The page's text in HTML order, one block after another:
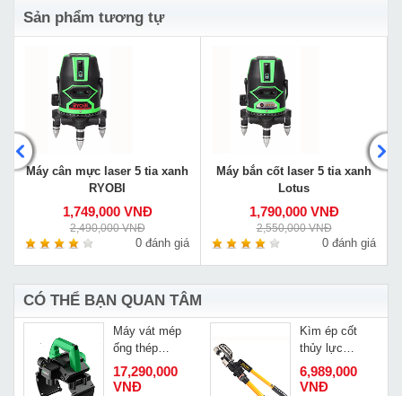
Sản phẩm tương tự
Máy cân mực laser 5 tia xanh
RYOBI
1,749,000 VNĐ
2,490,000 VNĐ
0 đánh giá
Máy bắn cốt laser 5 tia xanh
Lotus
1,790,000 VNĐ
2,550,000 VNĐ
0 đánh giá
CÓ THỂ BẠN QUAN TÂM
Máy vát mép
ống thép
ZD220
17,290,000
VNĐ
Kìm ép cốt
thủy lực
Changyou EP-
510
6,989,000
VNĐ